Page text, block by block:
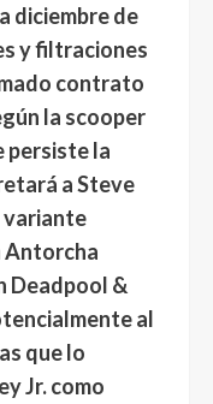
diciembre de
y filtraciones
contrato
la scooper
persiste la
a Steve
variante
Antorcha
Deadpool &
al
que lo
Jr. como